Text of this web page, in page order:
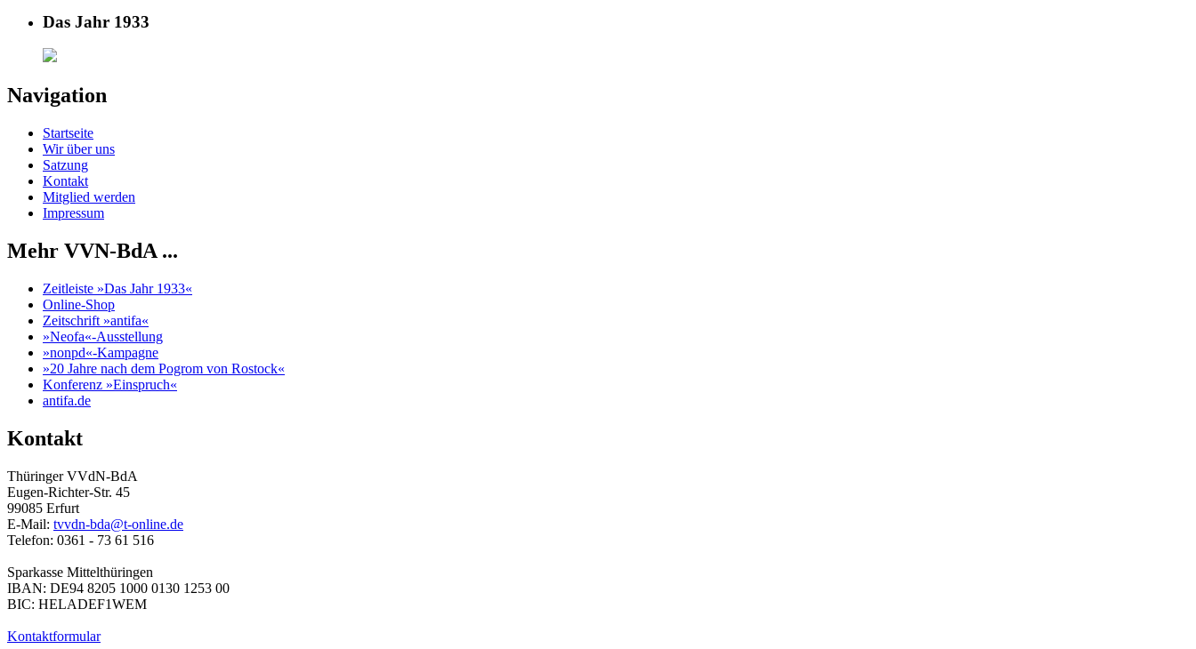
Das Jahr 1933
Navigation
Startseite
Wir über uns
Satzung
Kontakt
Mitglied werden
Impressum
Mehr VVN-BdA ...
Zeitleiste »Das Jahr 1933«
Online-Shop
Zeitschrift »antifa«
»Neofa«-Ausstellung
»nonpd«-Kampagne
»20 Jahre nach dem Pogrom von Rostock«
Konferenz »Einspruch«
antifa.de
Kontakt
Thüringer VVdN-BdA
Eugen-Richter-Str. 45
99085 Erfurt
E-Mail: tvvdn-bda@t-online.de
Telefon: 0361 - 73 61 516
Sparkasse Mittelthüringen
IBAN: DE94 8205 1000 0130 1253 00
BIC: HELADEF1WEM
Kontaktformular